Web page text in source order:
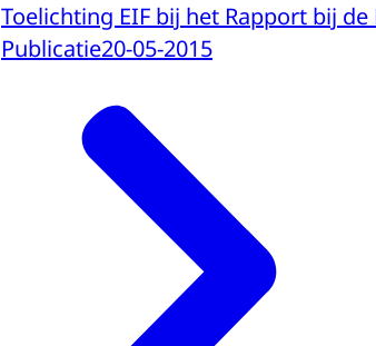
Toelichting EIF bij het Rapport bij
Publicatie20-05-2015